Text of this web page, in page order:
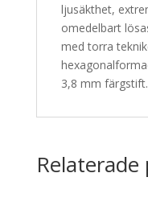
ljusäkthet,
omedelbart
med torra
3,8 mm